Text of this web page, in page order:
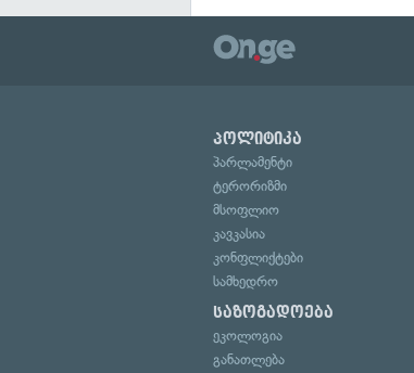
პოლიტიკა
პარლამენტი
ტერორიზმი
მსოფლიო
კავკასია
კონფლიქტები
სამხედრო
საზოგადოება
ეკოლოგია
განათლება